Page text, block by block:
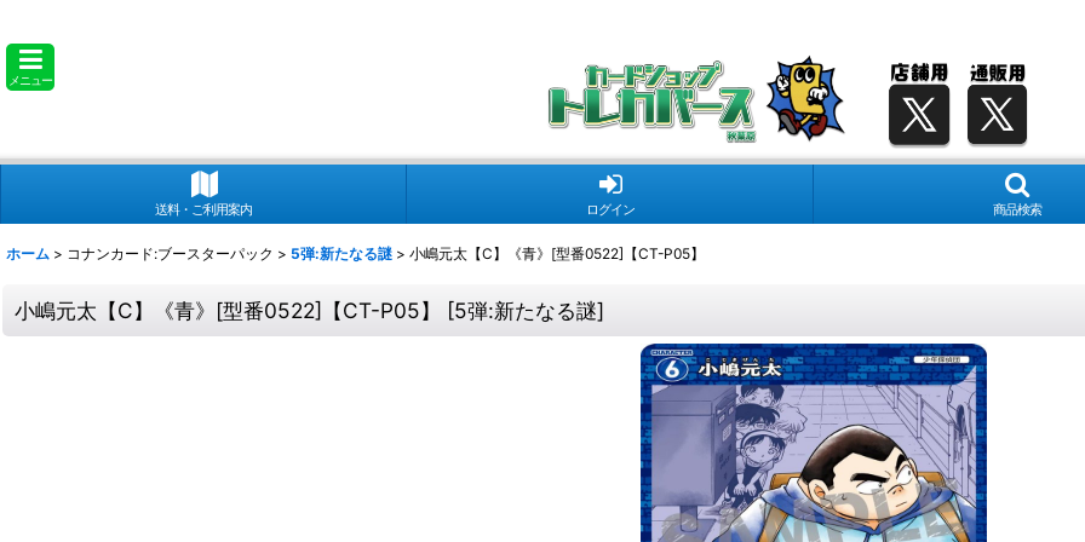
メニュー
送料・ご利用案内 ログイン 商品検索
ホーム > コナンカード:ブースターパック > 5弾:新たなる謎 > 小嶋元太【C】《青》[型番0522]【CT-P05】
小嶋元太【C】《青》[型番0522]【CT-P05】 [5弾:新たなる謎]